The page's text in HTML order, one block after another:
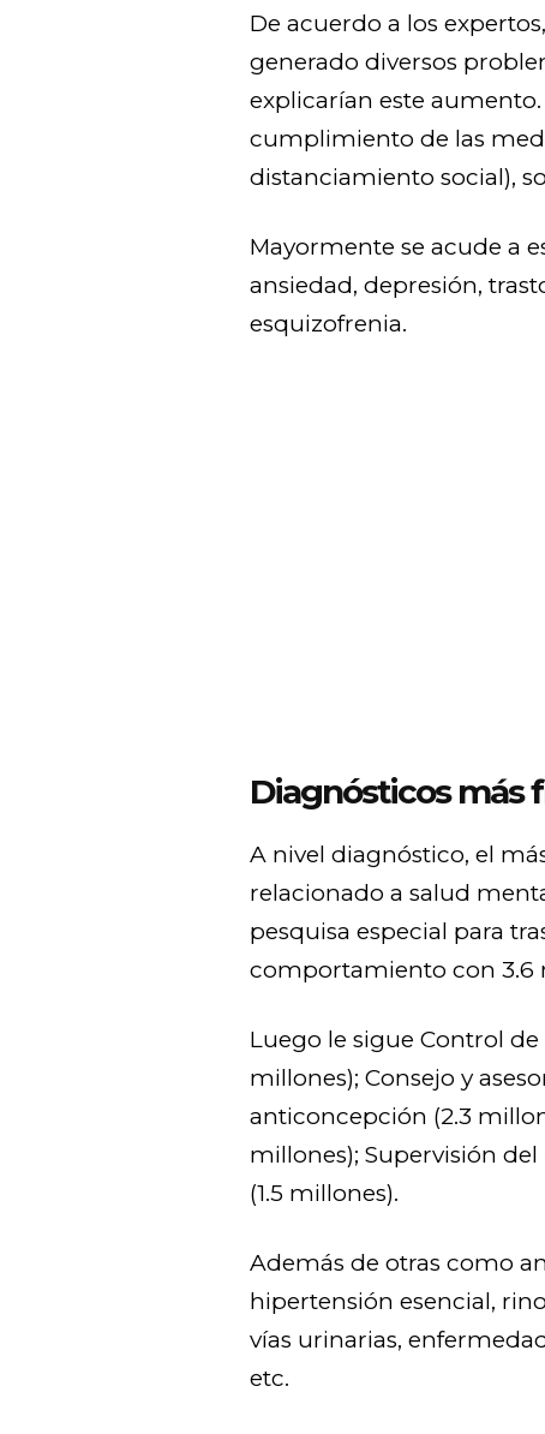
De acuerdo a los
generado diversos
explicarían este
cumplimiento de las
distanciamiento social),
Mayormente se acude a
ansiedad, depresión,
esquizofrenia.
Diagnósticos más
A nivel diagnóstico, el
relacionado a salud
pesquisa especial para
comportamiento con 3.6
Luego le sigue Control
millones); Consejo y
anticoncepción (2.3
millones); Supervisión
(1.5 millones).
Además de otras como
hipertensión esencial,
vías urinarias,
etc.